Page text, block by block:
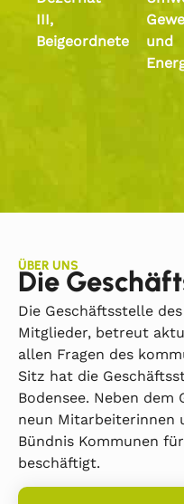
III,
Beigeordnete
und
ÜBER UNS
Die
Die Geschäftsstelle
Mitglieder, betreut
allen Fragen des
Sitz hat die
Bodensee. Neben
neun Mitarbeiterinnen
Bündnis Kommunen
beschäftigt.